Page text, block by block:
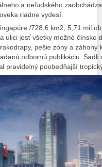
a neľudského
riadne vydesí.
/728,6 km2, 5,71
ulici jesť všetky možné čínske
pešie zóny a záhony
odbornú publikáciu. Sadli
pravidelný poobedňajší